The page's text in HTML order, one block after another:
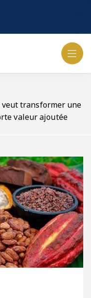
veut transformer une
valeur ajoutée